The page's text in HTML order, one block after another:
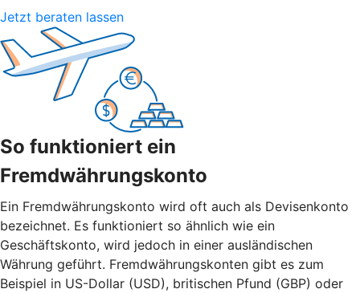
Jetzt beraten lassen
So funktioniert ein
Fremdwährungskonto
Ein Fremdwährungskonto wird oft auch als Devisenkonto
bezeichnet. Es funktioniert so ähnlich wie ein
Geschäftskonto, wird jedoch in einer ausländischen
Währung geführt. Fremdwährungskonten gibt es zum
Beispiel in US-Dollar (USD), britischen Pfund (GBP) oder